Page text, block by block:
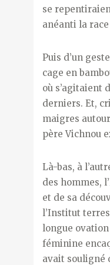
se
anéanti la
Puis d’un
cage en
où s’agitaient
derniers. Et,
maigres
père Vichnou
Là-bas, à
des hommes,
et de sa
l’Institut
longue ovation
féminine
avait souligné